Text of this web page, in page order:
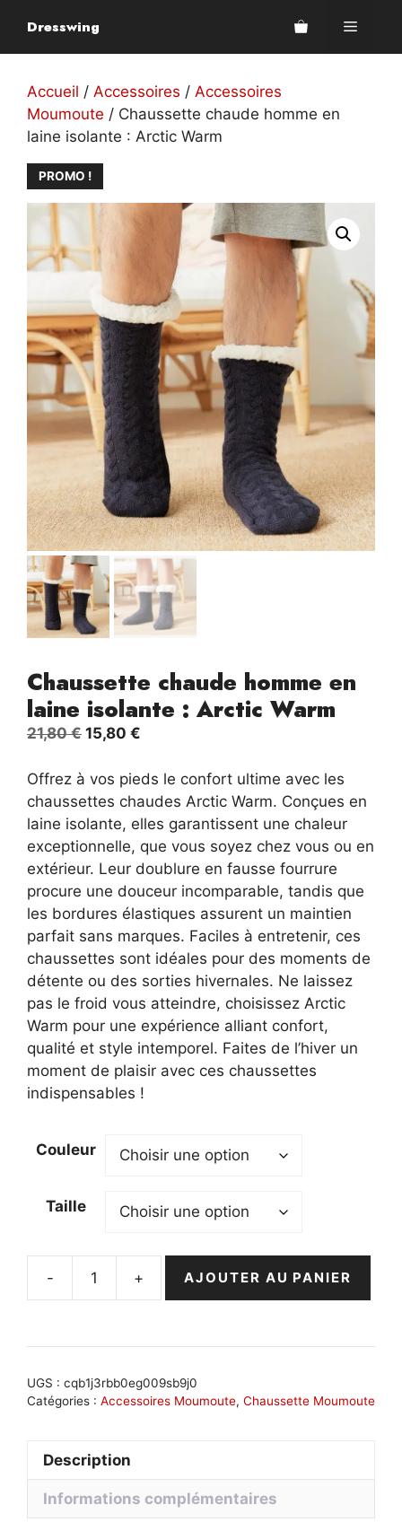
contenu
Dresswing Menu
Accueil / Accessoires / Accessoires
Moumoute / Chaussette chaude homme en
laine isolante : Arctic Warm
PROMO !
Chaussette chaude homme en
laine isolante : Arctic Warm
21,80€ Le
initial
était :
21,80 €.
15,80 €
actuel
est :
15,80 €.
Offrez à vos pieds le confort ultime avec les
chaussettes chaudes Arctic Warm. Conçues en
laine isolante, elles garantissent une chaleur
exceptionnelle, que vous soyez chez vous ou en
extérieur. Leur doublure en fausse fourrure
procure une douceur incomparable, tandis que
les bordures élastiques assurent un maintien
parfait sans marques. Faciles à entretenir, ces
chaussettes sont idéales pour des moments de
détente ou des sorties hivernales. Ne laissez
pas le froid vous atteindre, choisissez Arctic
Warm pour une expérience alliant confort,
qualité et style intemporel. Faites de l’hiver un
moment de plaisir avec ces chaussettes
indispensables !
Couleur
Taille
-
quantité
homme
en
Arctic
Warm
+ AJOUTER AU PANIER
UGS : cqb1j3rbb0eg009sb9j0
Catégories : Accessoires Moumoute, Chaussette Moumoute
Description
Informations complémentaires